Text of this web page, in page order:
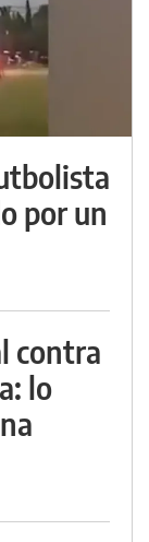
por un
contra
lo